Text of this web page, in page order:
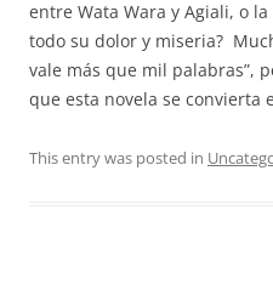
entre Wata Wara y Agiali, o
todo su dolor y miseria?
vale más que mil palabras”,
que esta novela se convierta
This entry was posted in